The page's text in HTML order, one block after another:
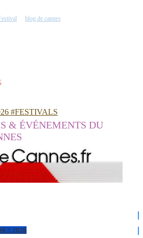
blog de cannes
#FESTIVALS
& ÉVÉNEMENTS DU
2026